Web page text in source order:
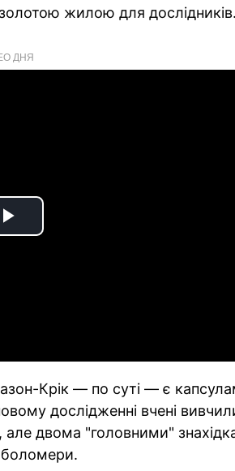
жилою для дослідників.
ДНЯ
Play
Крік — по суті — є
дослідженні вчені
але двома "головними"